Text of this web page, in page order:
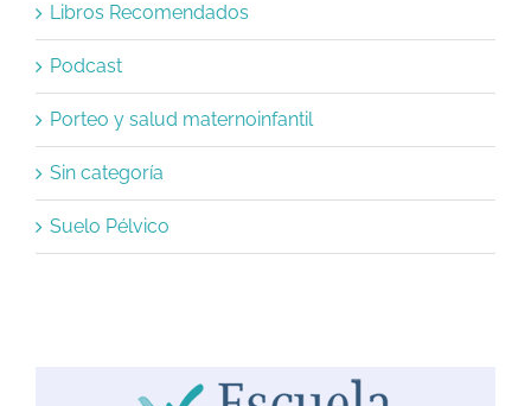
Libros Recomendados
Podcast
Porteo y salud maternoinfantil
Sin categoría
Suelo Pélvico